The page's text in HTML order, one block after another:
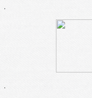
.
.